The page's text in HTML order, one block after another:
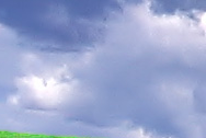
Kitágíthatom-e annyira a lelkem,
Hogy a kozmikus Igével
Melynek csíráját már magába
Úgy sejtem, hogy új erőre kapva
Lelkemet méltóvá kell tennem arra,
Hogy önmagát a szellem ruhájává
19. hét